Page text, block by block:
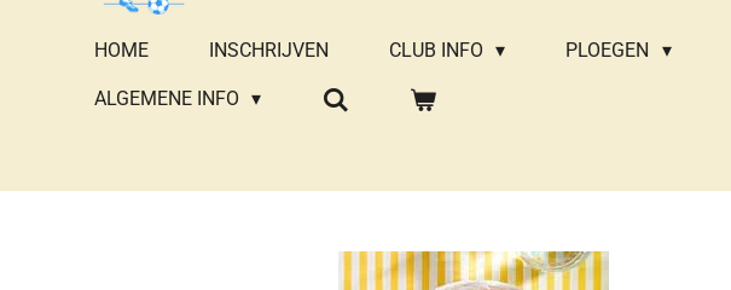
hoofdinhoud
HOME INSCHRIJVEN CLUB INFO PLOEGEN
ALGEMENE INFO